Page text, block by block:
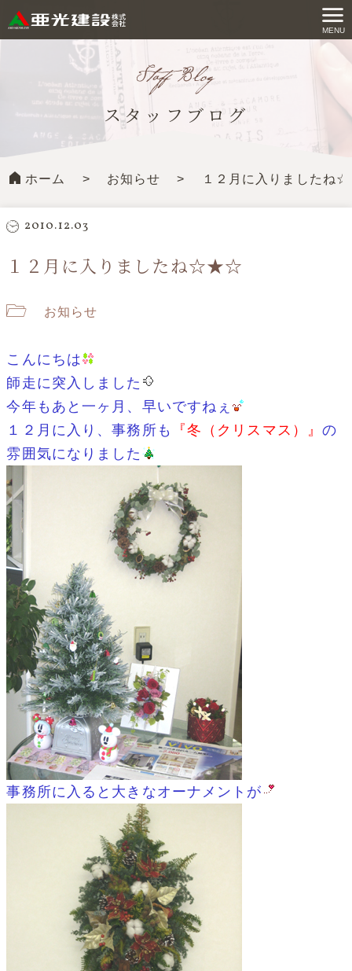
ン
キ
ッ
す
亜光建設株式会社
MENU
スタッフブログ
ホーム > お知らせ > １２月に入りました
2010.12.03
１２月に入りましたね☆★☆
お知らせ
こんにちは
師走に突入しました
今年もあと一ヶ月、早いですねぇ
１２月に入り、事務所も
『冬（クリスマス）』 の
雰囲気になりました
事務所に入ると大きなオーナメントが